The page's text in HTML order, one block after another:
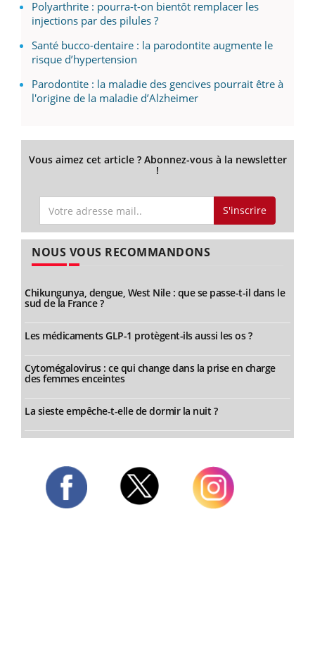
Polyarthrite : pourra-t-on bientôt remplacer les
injections par des pilules ?
Santé bucco-dentaire : la parodontite augmente le
risque d’hypertension
Parodontite : la maladie des gencives pourrait être à
l'origine de la maladie d’Alzheimer
Vous aimez cet article ? Abonnez-vous à la newsletter
!
S'inscrire
NOUS VOUS RECOMMANDONS
Chikungunya, dengue, West Nile : que se passe-t-il dans le
sud de la France ?
Les médicaments GLP-1 protègent-ils aussi les os ?
Cytomégalovirus : ce qui change dans la prise en charge
des femmes enceintes
La sieste empêche-t-elle de dormir la nuit ?